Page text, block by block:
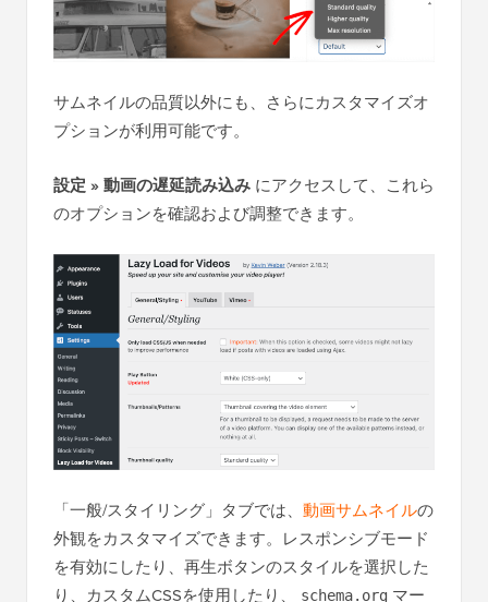
サムネイルの品質以外にも、さらにカスタマイズオ
プションが利用可能です。
設定 » 動画の遅延読み込み にアクセスして、これら
のオプションを確認および調整できます。
「一般/スタイリング」タブでは、 動画サムネイルの
外観をカスタマイズできます。レスポンシブモード
を有効にしたり、再生ボタンのスタイルを選択した
り、カスタムCSSを使用したり、
schema.org マー